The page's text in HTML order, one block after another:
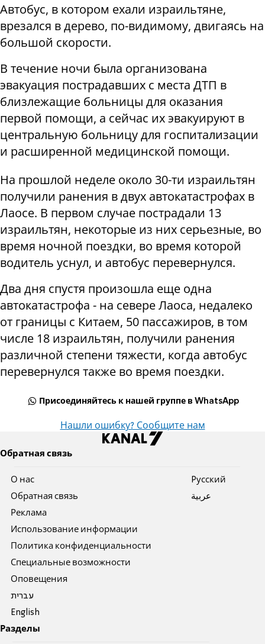
Автобус, в котором ехали израильтяне,
врезался в дерево, по-видимому, двигаясь на
большой скорости.
В течение ночи была организована
эвакуация пострадавших с места ДТП в
близлежащие больницы для оказания
первой помощи, а сейчас их эвакуируют в
центральную больницу для госпитализации
и расширенной медицинской помощи.
На прошлой неделе около 30-ти израильтян
получили ранения в двух автокатастрофах в
Лаосе. В первом случае пострадали 13
израильтян, некоторые из них серьезные, во
время ночной поездки, во время которой
водитель уснул, и автобус перевернулся.
Два дня спустя произошла еще одна
автокатастрофа - на севере Лаоса, недалеко
от границы с Китаем, 50 пассажиров, в том
числе 18 израильтян, получили ранения
различной степени тяжести, когда автобус
перевернулся также во время поездки.
Присоединяйтесь к нашей группе в WhatsApp
Нашли ошибку? Сообщите нам
Обратная связь
О нас
Обратная связь
Реклама
Использование информации
Политика конфиденциальности
Специальные возможности
Оповещения
עברית
English
Pусский
عربية
Разделы